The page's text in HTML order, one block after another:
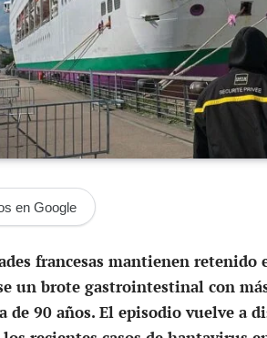
en Google
francesas mantienen
un brote gastrointestinal con
de 90 años. El episodio vuelve a